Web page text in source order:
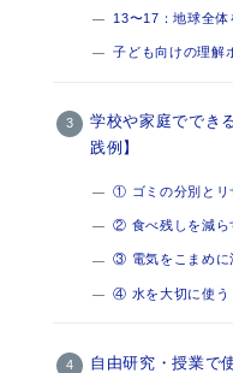
13〜17：地球全体
子ども向けの理解
学校や家庭ででき
践例】
① ゴミの分別とリ
② 食べ残しを減ら
③ 電気をこまめに
④ 水を大切に使う
自由研究・授業で